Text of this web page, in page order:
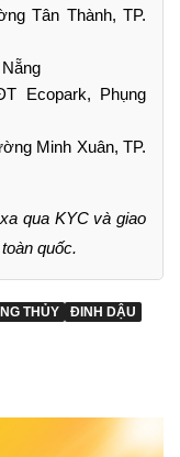
Tân Thành, TP.
Ecopark, Phụng
Minh Xuân, TP.
qua KYC và giao
quốc.
THỦY
ĐINH DẬU